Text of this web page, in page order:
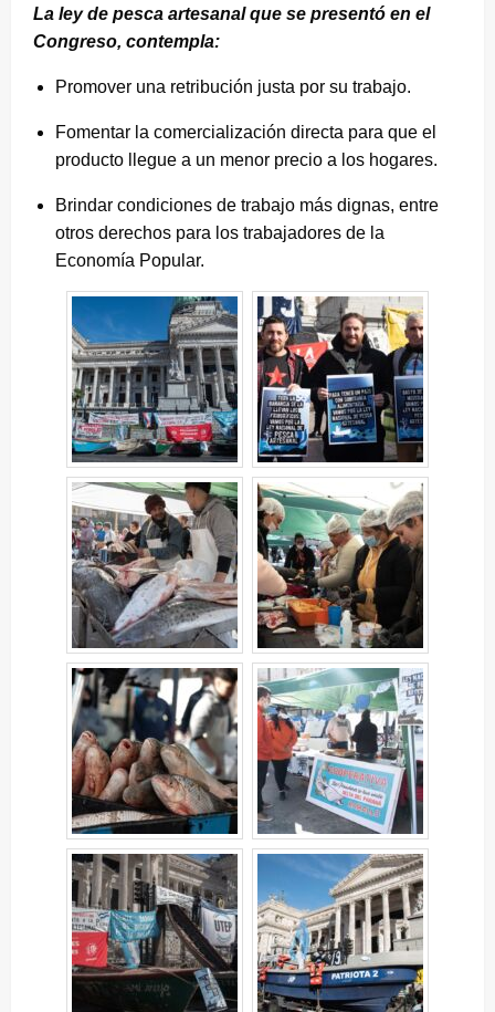
La ley de pesca artesanal que se presentó en el
Congreso, contempla:
Promover una retribución justa por su trabajo.
Fomentar la comercialización directa para que el
producto llegue a un menor precio a los hogares.
Brindar condiciones de trabajo más dignas, entre
otros derechos para los trabajadores de la
Economía Popular.